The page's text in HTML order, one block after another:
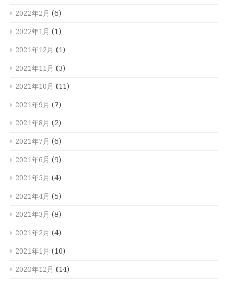
2022年2月 (6)
2022年1月 (1)
2021年12月 (1)
2021年11月 (3)
2021年10月 (11)
2021年9月 (7)
2021年8月 (2)
2021年7月 (6)
2021年6月 (9)
2021年5月 (4)
2021年4月 (5)
2021年3月 (8)
2021年2月 (4)
2021年1月 (10)
2020年12月 (14)